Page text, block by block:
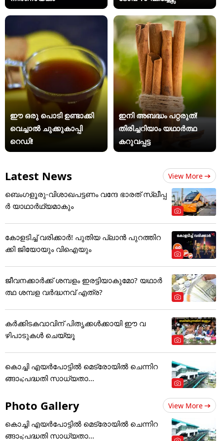
ഈ ഒരു പൊടി ഉണ്ടാക്കി
വെച്ചാൽ ചുക്കുകാപ്പി
റെഡി!
ഇനി അബദ്ധം പറ്റരുത്!
തിരിച്ചറിയാം യഥാര്‍ത്ഥ
കറുവപ്പട്ട
Latest News View More
ബെംഗളൂരു-വിശാഖപട്ടണം വന്ദേ ഭാരത് സ്ലീപ്പ
ര്‍ യാഥാര്‍ഥ്യമാകും
കോളടിച്ച് വരിക്കാർ! പുതിയ പ്ലാൻ പുറത്തിറ
ക്കി ജിയോയും വിഐയും
ജീവനക്കാർക്ക് ശമ്പളം ഇരട്ടിയാകുമോ? യഥാർ
ത്ഥ ശമ്പള വർദ്ധനവ് എത്ര?
കർക്കിടകവാവിന് പിതൃക്കൾക്കായി ഈ വ
ഴിപാടുകൾ ചെയ്യൂ
കൊച്ചി എയര്‍പോട്ടില്‍ മെട്രോയില്‍ ചെന്നിറ
ങ്ങാം;പദ്ധതി സാധ്യതാ...
Photo Gallery View More
കൊച്ചി എയര്‍പോട്ടില്‍ മെട്രോയില്‍ ചെന്നിറ
ങ്ങാം;പദ്ധതി സാധ്യതാ...